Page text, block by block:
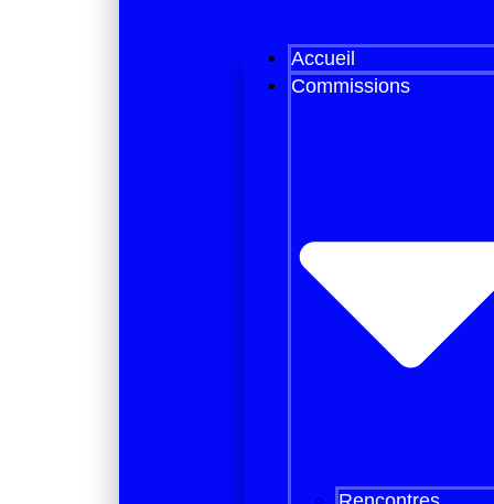
Accueil
Commissions